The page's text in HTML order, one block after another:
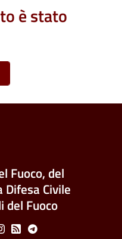
è stato
Fuoco, del
Difesa Civile
del Fuoco
Feed Telegram